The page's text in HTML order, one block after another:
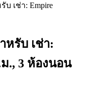
เช่า: Empire
หรับ เช่า:
ม., 3 ห้องนอน